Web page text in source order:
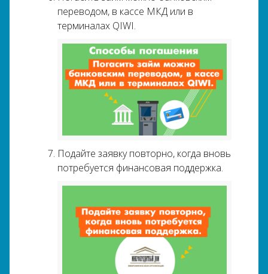
переводом, в кассе МКД или в
терминалах QIWI.
Подайте заявку повторно, когда вновь
потребуется финансовая поддержка.